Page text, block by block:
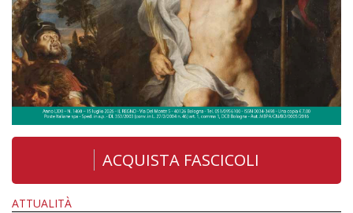
ACQUISTA FASCICOLI
ATTUALITÀ